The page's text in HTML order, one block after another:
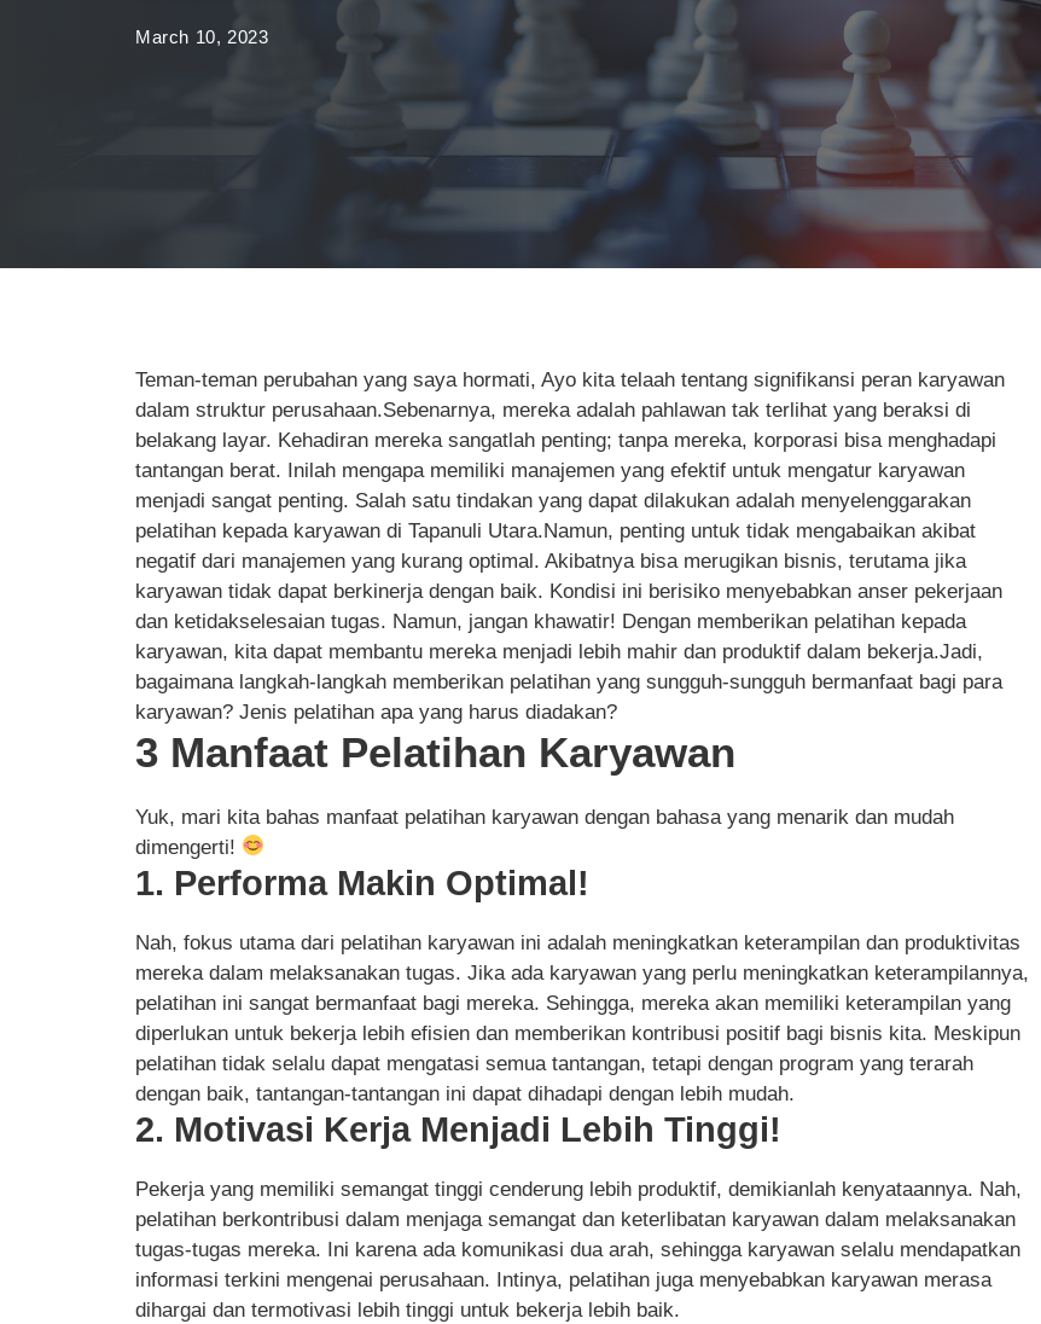
March 10, 2023
Teman-teman perubahan yang saya hormati, Ayo kita telaah tentang signifikansi peran karyawan
dalam struktur perusahaan.Sebenarnya, mereka adalah pahlawan tak terlihat yang beraksi di
belakang layar. Kehadiran mereka sangatlah penting; tanpa mereka, korporasi bisa menghadapi
tantangan berat. Inilah mengapa memiliki manajemen yang efektif untuk mengatur karyawan
menjadi sangat penting. Salah satu tindakan yang dapat dilakukan adalah menyelenggarakan
pelatihan kepada karyawan di Tapanuli Utara.Namun, penting untuk tidak mengabaikan akibat
negatif dari manajemen yang kurang optimal. Akibatnya bisa merugikan bisnis, terutama jika
karyawan tidak dapat berkinerja dengan baik. Kondisi ini berisiko menyebabkan anser pekerjaan
dan ketidakselesaian tugas. Namun, jangan khawatir! Dengan memberikan pelatihan kepada
karyawan, kita dapat membantu mereka menjadi lebih mahir dan produktif dalam bekerja.Jadi,
bagaimana langkah-langkah memberikan pelatihan yang sungguh-sungguh bermanfaat bagi para
karyawan? Jenis pelatihan apa yang harus diadakan?
3 Manfaat Pelatihan Karyawan
Yuk, mari kita bahas manfaat pelatihan karyawan dengan bahasa yang menarik dan mudah
dimengerti!
1. Performa Makin Optimal!
Nah, fokus utama dari pelatihan karyawan ini adalah meningkatkan keterampilan dan produktivitas
mereka dalam melaksanakan tugas. Jika ada karyawan yang perlu meningkatkan keterampilannya,
pelatihan ini sangat bermanfaat bagi mereka. Sehingga, mereka akan memiliki keterampilan yang
diperlukan untuk bekerja lebih efisien dan memberikan kontribusi positif bagi bisnis kita. Meskipun
pelatihan tidak selalu dapat mengatasi semua tantangan, tetapi dengan program yang terarah
dengan baik, tantangan-tantangan ini dapat dihadapi dengan lebih mudah.
2. Motivasi Kerja Menjadi Lebih Tinggi!
Pekerja yang memiliki semangat tinggi cenderung lebih produktif, demikianlah kenyataannya. Nah,
pelatihan berkontribusi dalam menjaga semangat dan keterlibatan karyawan dalam melaksanakan
tugas-tugas mereka. Ini karena ada komunikasi dua arah, sehingga karyawan selalu mendapatkan
informasi terkini mengenai perusahaan. Intinya, pelatihan juga menyebabkan karyawan merasa
dihargai dan termotivasi lebih tinggi untuk bekerja lebih baik.